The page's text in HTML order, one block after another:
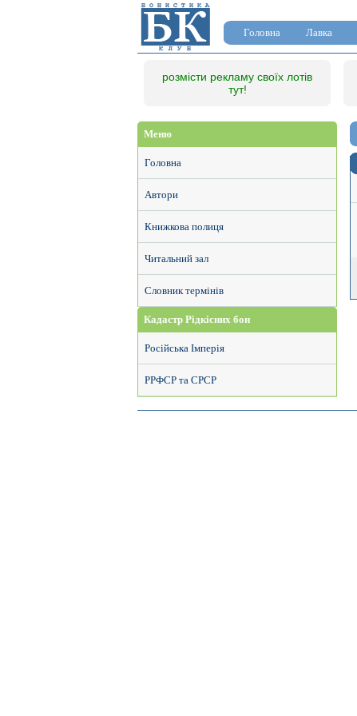
Головна
Лавка
розмісти рекламу своїх лотів
тут!
Меню
Головна
Автори
Книжкова полиця
Читальний зал
Словник термінів
Кадастр Рідкісних бон
Російська Імперія
РРФСР та СРСР